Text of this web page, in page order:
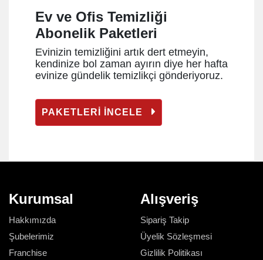
Ev ve Ofis Temizliği
Abonelik Paketleri
Evinizin temizliğini artık dert etmeyin,
kendinize bol zaman ayırın diye her hafta
evinize gündelik temizlikçi gönderiyoruz.
PAKETLERİ İNCELE
Kurumsal
Hakkımızda
Şubelerimiz
Franchise
Alışveriş
Sipariş Takip
Üyelik Sözleşmesi
Gizlilik Politikası